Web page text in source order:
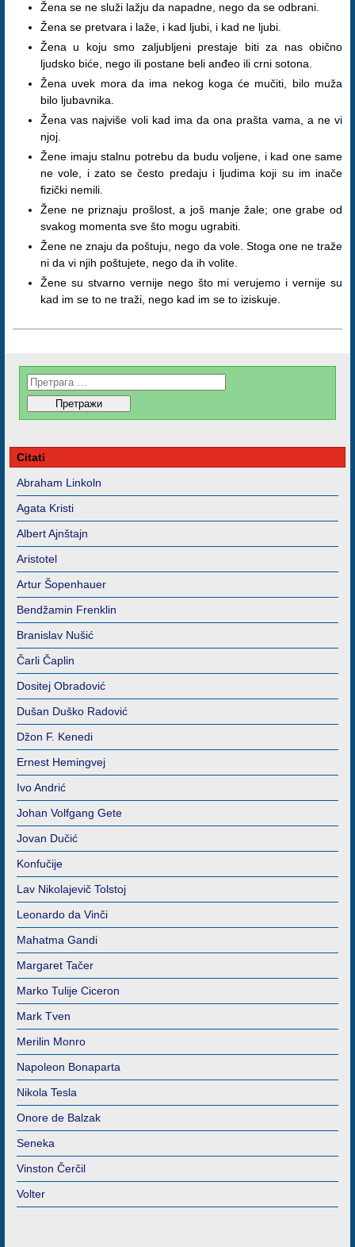
Žena se ne služi lažju da napadne, nego da se odbrani.
Žena se pretvara i laže, i kad ljubi, i kad ne ljubi.
Žena u koju smo zaljubljeni prestaje biti za nas obično
ljudsko biće, nego ili postane beli anđeo ili crni sotona.
Žena uvek mora da ima nekog koga će mučiti, bilo muža
bilo ljubavnika.
Žena vas najviše voli kad ima da ona prašta vama, a ne vi
njoj.
Žene imaju stalnu potrebu da budu voljene, i kad one same
ne vole, i zato se često predaju i ljudima koji su im inače
fizički nemili.
Žene ne priznaju prošlost, a još manje žale; one grabe od
svakog momenta sve što mogu ugrabiti.
Žene ne znaju da poštuju, nego da vole. Stoga one ne traže
ni da vi njih poštujete, nego da ih volite.
Žene su stvarno vernije nego što mi verujemo i vernije su
kad im se to ne traži, nego kad im se to iziskuje.
Citati
Abraham Linkoln
Agata Kristi
Albert Ajnštajn
Aristotel
Artur Šopenhauer
Bendžamin Frenklin
Branislav Nušić
Čarli Čaplin
Dositej Obradović
Dušan Duško Radović
Džon F. Kenedi
Ernest Hemingvej
Ivo Andrić
Johan Volfgang Gete
Jovan Dučić
Konfučije
Lav Nikolajevič Tolstoj
Leonardo da Vinči
Mahatma Gandi
Margaret Tačer
Marko Tulije Ciceron
Mark Tven
Merilin Monro
Napoleon Bonaparta
Nikola Tesla
Onore de Balzak
Seneka
Vinston Čerčil
Volter